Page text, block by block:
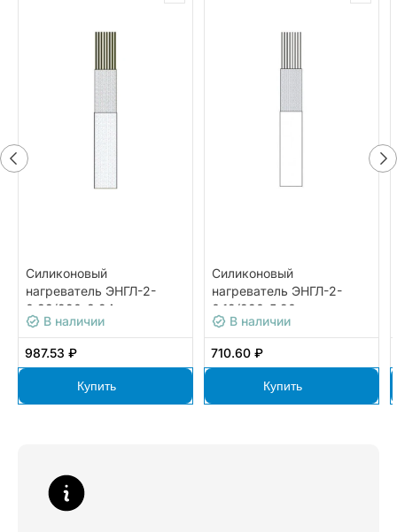
Силиконовый
нагреватель ЭНГЛ-2-
0,33/220-8,24
В наличии
987.53 ₽
Купить
Силиконовый
нагреватель ЭНГЛ-2-
0,12/220-5,90
В наличии
710.60 ₽
Купить